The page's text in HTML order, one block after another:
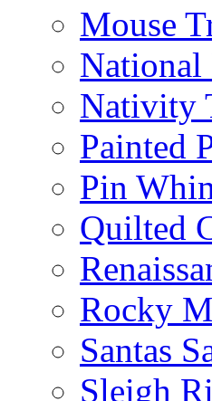
Mouse
National
Nativity
Painted
Pin
Quilted
Rocky
Santas
Sleigh